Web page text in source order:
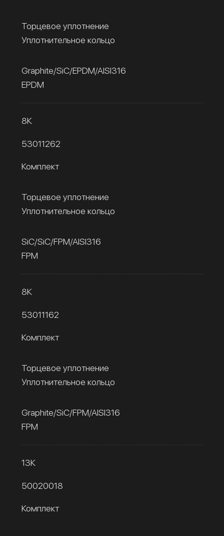
Торцевое уплотнение
Уплотнительное кольцо
Graphite/SiC/EPDM/AISI316
EPDM
8К
53011262
Комплект
Торцевое уплотнение
Уплотнительное кольцо
SiC/SiC/FPM/AISI316
FPM
8К
53011162
Комплект
Торцевое уплотнение
Уплотнительное кольцо
Graphite/SiC/FPM/AISI316
FPM
13К
50020018
Комплект